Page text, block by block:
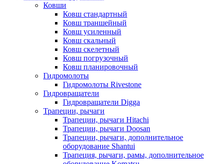
Ковши
Ковш стандартный
Ковш траншейный
Ковш усиленный
Ковш скальный
Ковш скелетный
Ковш погрузочный
Ковш планировочный
Гидромолоты
Гидромолоты Rivestone
Гидровращатели
Гидровращатели Digga
Трапеции, рычаги
Трапеции, рычаги Hitachi
Трапеции, рычаги Doosan
Трапеции, рычаги, дополнительное
оборудование Shantui
Трапеция, рычаги, рамы, дополнительное